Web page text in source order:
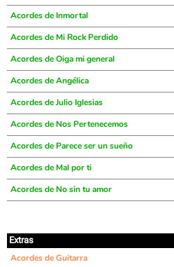
Acordes de Inmortal
Acordes de Mi Rock Perdido
Acordes de Oiga mi general
Acordes de Angélica
Acordes de Julio Iglesias
Acordes de Nos Pertenecemos
Acordes de Parece ser un sueño
Acordes de Mal por ti
Acordes de No sin tu amor
Extras
Acordes de Guitarra